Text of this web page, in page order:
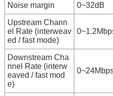
Noise margin 0~32dB
Upstream Chann
el Rate (interweav
ed / fast mode)
Downstream Cha
nnel Rate (interw
eaved / fast mod
e)